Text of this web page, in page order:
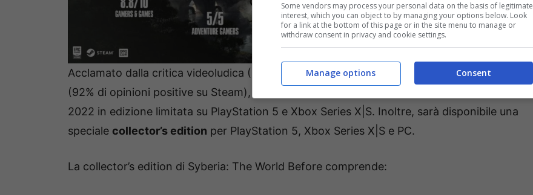
Acclamato dalla critica videoludica (81% Metacritic) e dai giocatori di tutto il mondo
(92% di opinioni positive su Steam),
2022 in edizione limitata su PlayStation 5 e Xbox Series X|S. Inoltre, sarà disponibile una
speciale collector’s edition per PlayStation 5, Xbox Series X|S e PC.
La collector’s edition di Syberia: The World Before comprende:
Some vendors may process your personal data on the basis of legitimate
interest, which you can object to by managing your options below. Look
for a link at the bottom of this page or in the site menu to manage or
withdraw consent in privacy and cookie settings.
Consent
Manage options